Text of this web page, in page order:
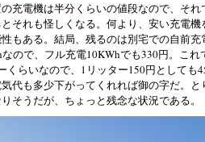
充電機は半分くらいの値段なので、そ
それも怪しくなる。何より、安い充電
もある。結局、残るのは別宅での自前
ので、フル充電10KWhでも330円。これ
くらいなので、1リッター150円としても
代も多少下がってくれれば御の字だ。
そうだが、ちょっと残念な状況である。